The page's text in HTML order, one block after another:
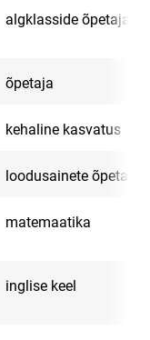
algklasside õpetaja
õpetaja
kehaline kasvatus
loodusainete õpetaja
matemaatika
inglise keel